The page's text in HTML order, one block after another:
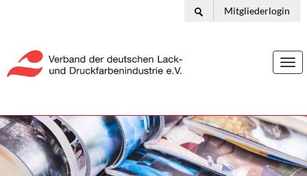
Mitgliederlogin